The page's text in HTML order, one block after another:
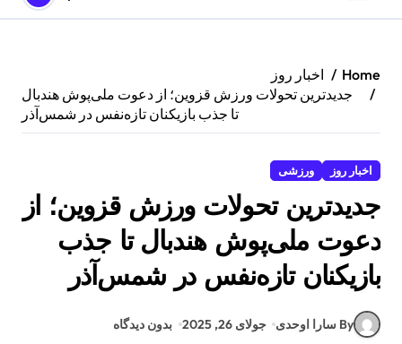
Home
اخبار روز
جدیدترین تحولات ورزش قزوین؛ از دعوت ملی‌پوش هندبال
تا جذب بازیکنان تازه‌نفس در شمس‌آذر
اخبار روز ورزشی
جدیدترین تحولات ورزش قزوین؛ از
دعوت ملی‌پوش هندبال تا جذب
بازیکنان تازه‌نفس در شمس‌آذر
By سارا اوحدی جولای 26, 2025 بدون دیدگاه